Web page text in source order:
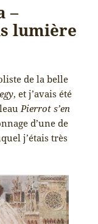
–
lumière
de la belle
, et j’avais été
Pierrot s’en
d’une de
j’étais très